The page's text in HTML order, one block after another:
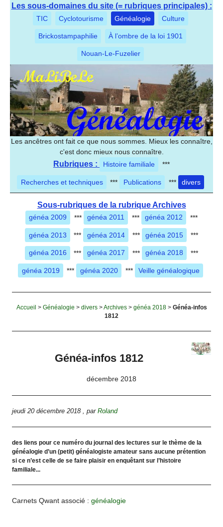
Les sous-domaines du site (= rubriques principales) :
TIC Cyclotourisme Généalogie Culture
Brickostampaphilie À l’ombre de la loi 1901
Nouan-Le-Fuzelier
Les ancêtres ont fait ce que nous sommes. Mieux les connaître,
c'est donc mieux nous connaître.
Rubriques : Histoire familiale ***
Recherches et techniques *** Publications *** divers
Sous-rubriques de la rubrique Archives
généa 2009 *** généa 2011 *** généa 2012 ***
généa 2013 *** généa 2014 *** généa 2015 ***
généa 2016 *** généa 2017 *** généa 2018 ***
généa 2019 *** généa 2020 *** Veille généalogique
Accueil > Généalogie > divers>Archives> généa 2018> Généa-infos
1812
Généa-infos 1812
décembre 2018
jeudi 20 décembre 2018 ,parRoland
des liens pour ce numéro du journal des lectures sur le thème de la
généalogie d’un (petit) généalogiste amateur sans aucune prétention
si ce n’est celle de se faire plaisir en enquêtant sur l’histoire
familiale...
Carnets Qwant associé :généalogie